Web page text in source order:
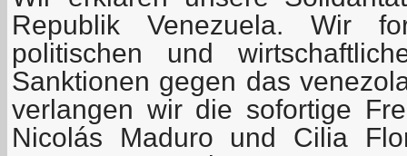
Republik Venezuela. Wir
politischen und
Sanktionen gegen das
verlangen wir die sofortige
Nicolás Maduro und Cilia